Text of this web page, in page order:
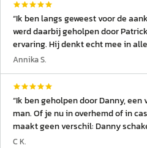
“Ik ben langs geweest voor de
werd daarbij geholpen door
ervaring. Hij denkt echt mee in
het beste bij jou past. Uiteraard
mogelijk, kosteloos weggewerkt
fijn bedrijf, heel erg fijn team.
Annika S.
“Ik ben geholpen door Danny,
man. Of je nu in overhemd of in
maakt geen verschil: Danny
niveaus. Hij heeft enorm veel mensenkennis, is oprecht
C K.